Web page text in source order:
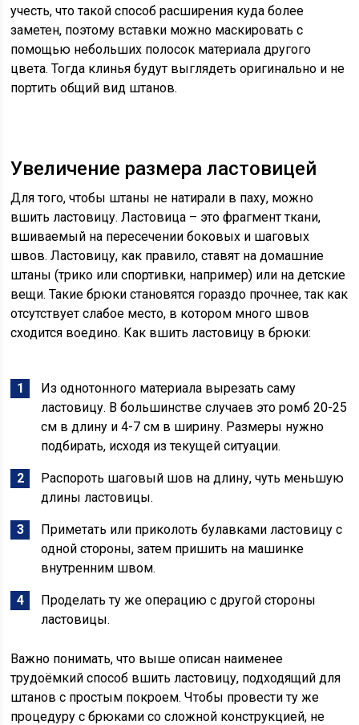
учесть, что такой способ расширения куда более
заметен, поэтому вставки можно маскировать с
помощью небольших полосок материала другого
цвета. Тогда клинья будут выглядеть оригинально и не
портить общий вид штанов.
Увеличение размера ластовицей
Для того, чтобы штаны не натирали в паху, можно
вшить ластовицу. Ластовица – это фрагмент ткани,
вшиваемый на пересечении боковых и шаговых
швов. Ластовицу, как правило, ставят на домашние
штаны (трико или спортивки, например) или на детские
вещи. Такие брюки становятся гораздо прочнее, так как
отсутствует слабое место, в котором много швов
сходится воедино. Как вшить ластовицу в брюки:
Из однотонного материала вырезать саму
ластовицу. В большинстве случаев это ромб 20-25
см в длину и 4-7 см в ширину. Размеры нужно
подбирать, исходя из текущей ситуации.
Распороть шаговый шов на длину, чуть меньшую
длины ластовицы.
Приметать или приколоть булавками ластовицу с
одной стороны, затем пришить на машинке
внутренним швом.
Проделать ту же операцию с другой стороны
ластовицы.
Важно понимать, что выше описан наименее
трудоёмкий способ вшить ластовицу, подходящий для
штанов с простым покроем. Чтобы провести ту же
процедуру с брюками со сложной конструкцией, не